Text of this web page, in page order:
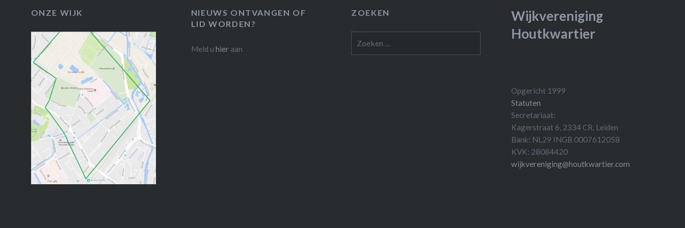
ONZE WIJK
NIEUWS ONTVANGEN OF
LID WORDEN?
Meld u hieraan
ZOEKEN
naar:
Wijkvereniging
Houtkwartier
Opgericht 1999
Statuten
Secretariaat:
Kagerstraat 6, 2334 CR, Leiden
Bank: NL29 INGB 0007612058
KVK: 28084420
wijkvereniging@houtkwartier.com